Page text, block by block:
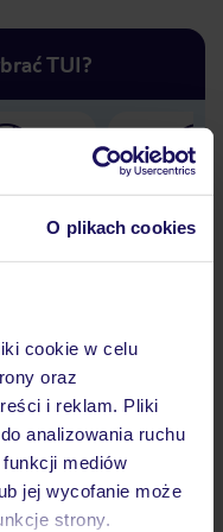
O plikach cookies
cookie w celu
oraz
i reklam. Pliki
analizowania ruchu
mediów
jej wycofanie może
strony.
TUI?
biuro
30 lat w